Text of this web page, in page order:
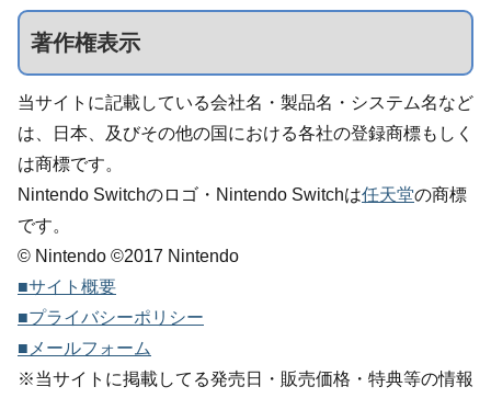
著作権表示
当サイトに記載している会社名・製品名・システム名など
は、日本、及びその他の国における各社の登録商標もしく
は商標です。
Nintendo Switchのロゴ・Nintendo Switchは任天堂の商標
です。
© Nintendo ©2017 Nintendo
■サイト概要
■プライバシーポリシー
■メールフォーム
※当サイトに掲載してる発売日・販売価格・特典等の情報